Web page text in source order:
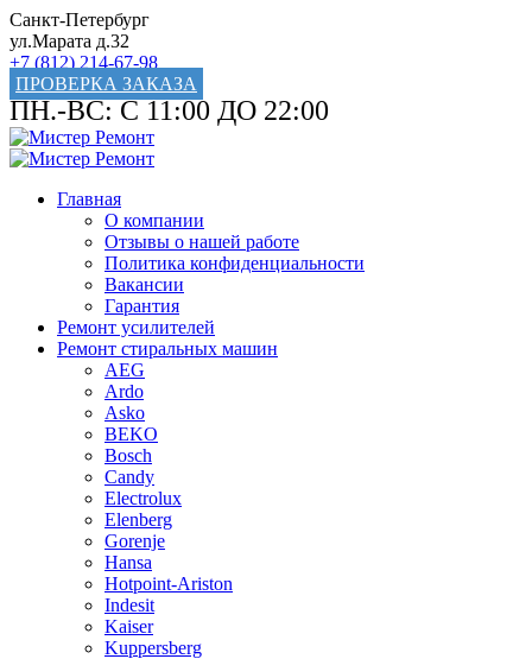
Санкт-Петербург
ул.Марата д.32
+7 (812) 214-67-98
ПРОВЕРКА ЗАКАЗА
ПН.-ВС: С 11:00 ДО 22:00
Главная
О компании
Отзывы о нашей работе
Политика конфиденциальности
Вакансии
Гарантия
Ремонт усилителей
Ремонт стиральных машин
AEG
Ardo
Asko
BEKO
Bosch
Candy
Electrolux
Elenberg
Gorenje
Hansa
Hotpoint-Ariston
Indesit
Kaiser
Kuppersberg